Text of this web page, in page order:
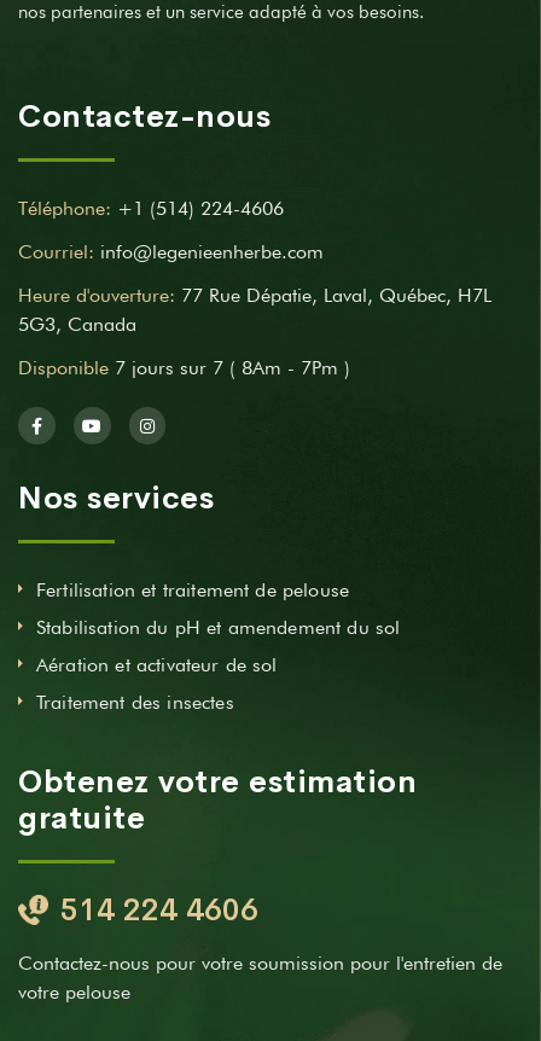
nos partenaires et un service adapté à vos besoins.
Contactez-nous
Téléphone: +1 (514) 224-4606
Courriel: info@legenieenherbe.com
Heure d'ouverture: 77 Rue Dépatie, Laval, Québec, H7L
5G3, Canada
Disponible 7 jours sur 7 ( 8Am - 7Pm )
Nos services
Fertilisation et traitement de pelouse
Stabilisation du pH et amendement du sol
Aération et activateur de sol
Traitement des insectes
Obtenez votre estimation
gratuite
514 224 4606
Contactez-nous pour votre soumission pour l'entretien de
votre pelouse